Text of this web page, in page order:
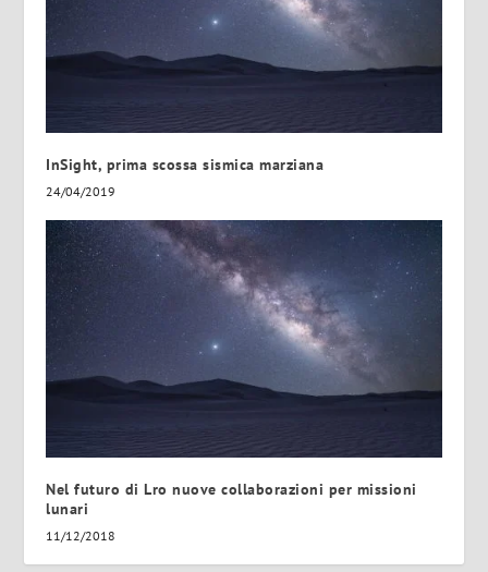
InSight, prima scossa sismica marziana
24/04/2019
Nel futuro di Lro nuove collaborazioni per missioni
lunari
11/12/2018